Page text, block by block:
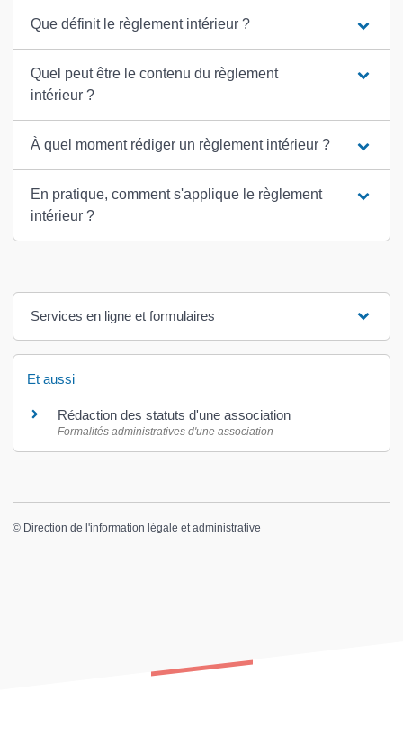
Que définit le règlement intérieur ?
Quel peut être le contenu du règlement
intérieur ?
À quel moment rédiger un règlement intérieur ?
En pratique, comment s'applique le règlement
intérieur ?
Services en ligne et formulaires
Et aussi
Rédaction des statuts d'une association
Formalités administratives d'une association
© Direction de l'information légale et administrative